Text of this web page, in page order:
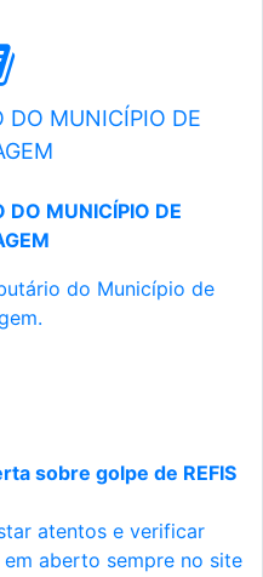
DO MUNICÍPIO DE
DO MUNICÍPIO DE
do Município de
sobre golpe de REFIS
atentos e verificar
aberto sempre no site